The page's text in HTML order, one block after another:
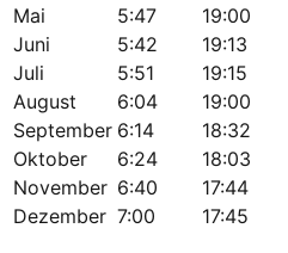
Mai
5:47 19:00
Juni
5:42 19:13
Juli
5:51 19:15
August
6:04 19:00
September 6:14 18:32
Oktober
6:24 18:03
November 6:40 17:44
Dezember 7:00 17:45